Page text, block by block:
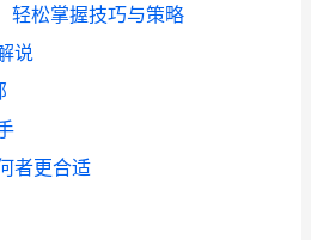
轻松掌握技巧与策略
说
者更合适